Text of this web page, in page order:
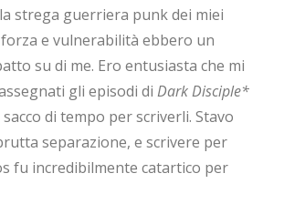
strega guerriera punk dei miei
e vulnerabilità ebbero un
su di me. Ero entusiasta che mi
gli episodi di Dark Disciple*
di tempo per scriverli. Stavo
separazione, e scrivere per
fu incredibilmente catartico per